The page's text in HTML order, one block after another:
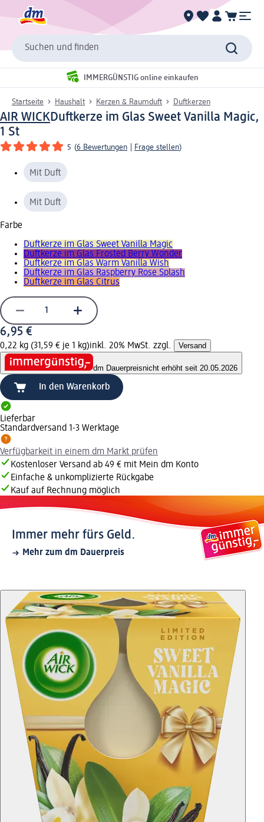
Suchen und finden
IMMERGÜNSTIG online einkaufen
Startseite Haushalt Kerzen & Raumduft Duftkerzen
AIR WICKDuftkerze im Glas Sweet Vanilla Magic,
1 St
5 (6 Bewertungen Frage stellen)
Mit Duft
Mit Duft
Farbe
Duftkerze im Glas Sweet Vanilla Magic
Duftkerze im Glas Frosted Berry Wonder
Duftkerze im Glas Warm Vanilla Wish
Duftkerze im Glas Raspberry Rose Splash
Duftkerze im Glas Citrus
6,95 €
0,22 kg (31,59 € je 1 kg)inkl. 20% MwSt. zzgl. Versand
dm Dauerpreisnicht erhöht seit 20.05.2026
In den Warenkorb
Lieferbar
Standardversand 1-3 Werktage
Verfügbarkeit in einem dm Markt prüfen
Kostenloser Versand ab 49 € mit Mein dm Konto
Einfache & unkomplizierte Rückgabe
Kauf auf Rechnung möglich
Immer mehr fürs Geld.
Mehr zum dm Dauerpreis